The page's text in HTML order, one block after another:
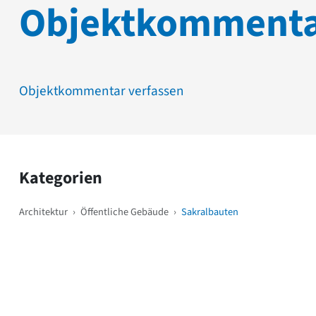
Objektkommentar verfassen
Kategorien
Architektur › Öffentliche Gebäude › Sakralbauten